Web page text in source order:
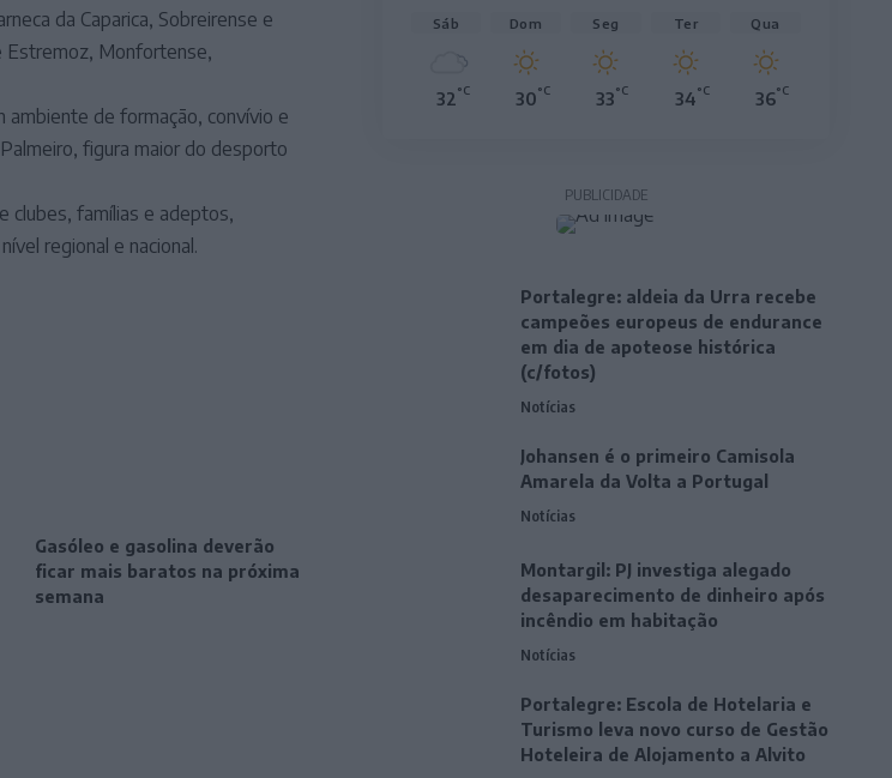
da Caparica, Sobreirense e
Estremoz, Monfortense,
de formação, convívio e
figura maior do desporto
clubes, famílias e adeptos,
regional e nacional.
Gasóleo e gasolina deverão
ficar mais baratos na próxima
semana
Sáb
32°C
Dom
30°C
Seg
33°C
Ter
34°C
Qua
36°C
PUBLICIDADE
Portalegre: aldeia da Urra recebe
campeões europeus de endurance
em dia de apoteose histórica
(c/fotos)
Notícias
Johansen é o primeiro Camisola
Amarela da Volta a Portugal
Notícias
Montargil: PJ investiga alegado
desaparecimento de dinheiro após
incêndio em habitação
Notícias
Portalegre: Escola de Hotelaria e
Turismo leva novo curso de Gestão
Hoteleira de Alojamento a Alvito